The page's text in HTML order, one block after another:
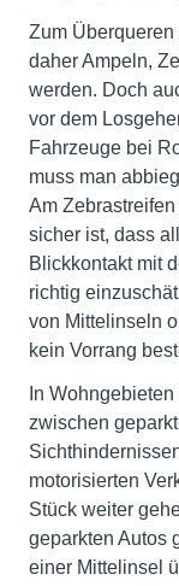
Zum
daher Ampeln,
werden. Doch
vor dem
Fahrzeuge bei
muss man
Am
sicher ist, dass
Blickkontakt mit
richtig
von Mittelinseln
kein Vorrang
In
zwischen
motorisierten
Stück weiter
geparkten Autos
einer Mittelinsel